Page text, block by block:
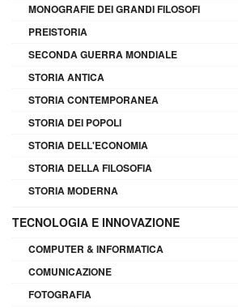
MONOGRAFIE DEI GRANDI FILOSOFI
PREISTORIA
SECONDA GUERRA MONDIALE
STORIA ANTICA
STORIA CONTEMPORANEA
STORIA DEI POPOLI
STORIA DELL'ECONOMIA
STORIA DELLA FILOSOFIA
STORIA MODERNA
TECNOLOGIA E INNOVAZIONE
COMPUTER & INFORMATICA
COMUNICAZIONE
FOTOGRAFIA